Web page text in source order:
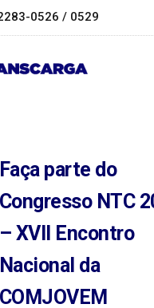
0526 / 0529
Faça parte do
Congresso NTC
– XVII Encontro
Nacional da
COMJOVEM